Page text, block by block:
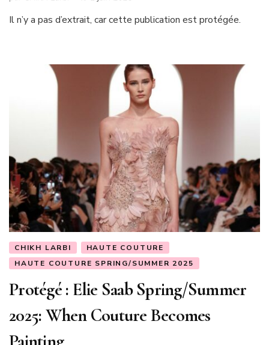
Il n’y a pas d’extrait, car cette publication est protégée.
CHIKH LARBI
HAUTE COUTURE
HAUTE COUTURE SPRING/SUMMER 2025
Protégé : Elie Saab Spring/Summer
2025: When Couture Becomes